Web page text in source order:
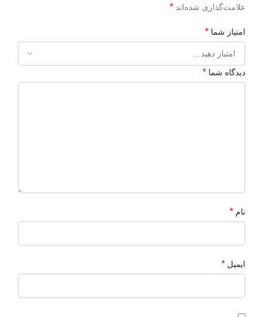
علامت‌گذاری شده‌اند *
امتیاز شما *
دیدگاه شما *
نام *
ایمیل *